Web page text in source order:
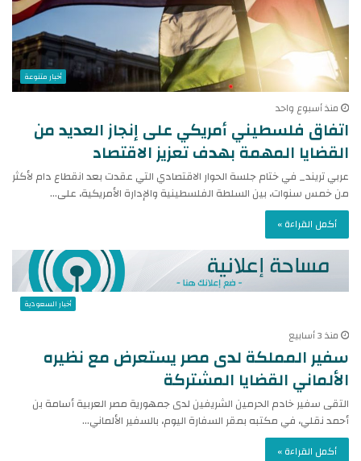
أخبار متنوعة
منذ أسبوع واحد
اتفاق فلسطيني أمريكي على إنجاز العديد من
القضايا المهمة بهدف تعزيز الاقتصاد
عربي تريند_ في ختام جلسة الحوار الاقتصادي التي عقدت بعد انقطاع دام لأكثر
من خمس سنوات، بين السلطة الفلسطينية والإدارة الأمريكية، على…
أكمل القراءة »
أخبار السعودية
منذ 3 أسابيع
سفير المملكة لدى مصر يستعرض مع نظيره
الألماني القضايا المشتركة
التقى سفير خادم الحرمين الشريفين لدى جمهورية مصر العربية أسامة بن
أحمد نقلي، في مكتبه بمقر السفارة اليوم، بالسفير الألماني…
أكمل القراءة »